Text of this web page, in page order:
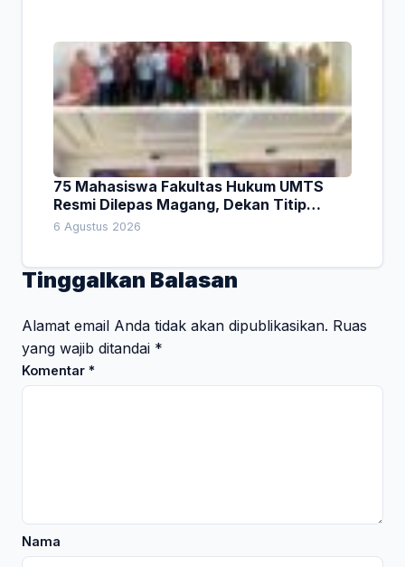
75 Mahasiswa Fakultas Hukum UMTS
Resmi Dilepas Magang, Dekan Titip
Empat Pesan Penting
6 Agustus 2026
Tinggalkan Balasan
Alamat email Anda tidak akan dipublikasikan. Ruas
yang wajib ditandai *
Komentar *
Nama